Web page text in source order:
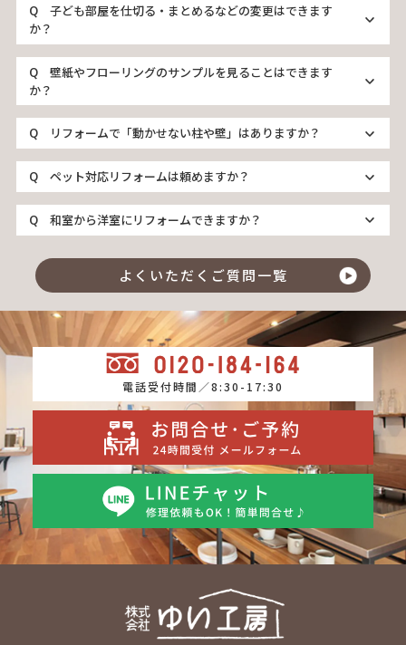
子ども部屋を仕切る・まとめるなどの変更はできます
か？
壁紙やフローリングのサンプルを見ることはできます
か？
リフォームで「動かせない柱や壁」はありますか？
ペット対応リフォームは頼めますか？
和室から洋室にリフォームできますか？
よくいただくご質問一覧
電話受付時間／8:30-17:30